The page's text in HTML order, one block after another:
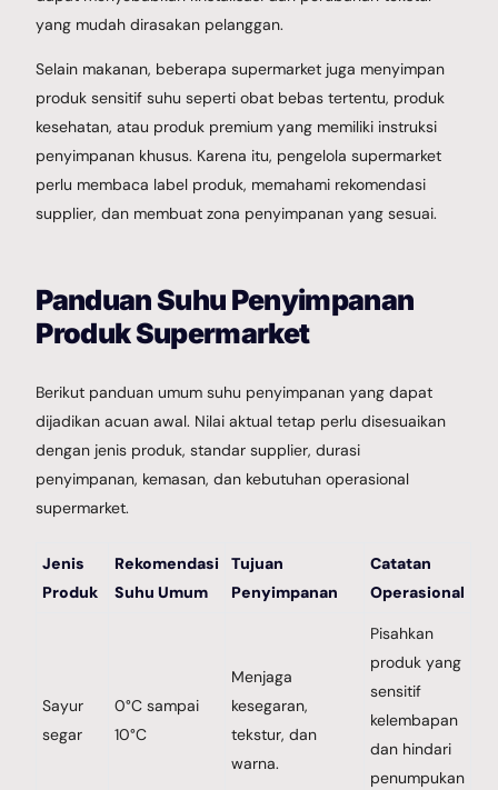
yang mudah dirasakan pelanggan.
Selain makanan, beberapa supermarket juga menyimpan
produk sensitif suhu seperti obat bebas tertentu, produk
kesehatan, atau produk premium yang memiliki instruksi
penyimpanan khusus. Karena itu, pengelola supermarket
perlu membaca label produk, memahami rekomendasi
supplier, dan membuat zona penyimpanan yang sesuai.
Panduan Suhu Penyimpanan
Produk Supermarket
Berikut panduan umum suhu penyimpanan yang dapat
dijadikan acuan awal. Nilai aktual tetap perlu disesuaikan
dengan jenis produk, standar supplier, durasi
penyimpanan, kemasan, dan kebutuhan operasional
supermarket.
Jenis
Produk
Rekomendasi
Suhu Umum
Tujuan
Penyimpanan
Catatan
Operasional
Sayur
segar
0°C sampai
10°C
Menjaga
kesegaran,
tekstur, dan
warna.
Pisahkan
produk yang
sensitif
kelembapan
dan hindari
penumpukan